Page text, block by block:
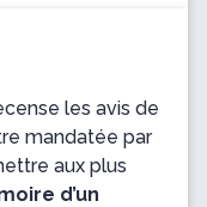
les avis de
mandatée par
aux plus
d’un